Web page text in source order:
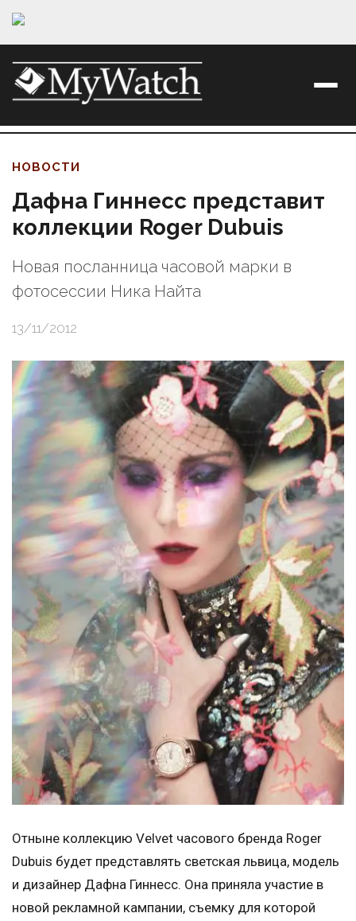
НОВОСТИ
Дафна Гиннесс представит
коллекции Roger Dubuis
Новая посланница часовой марки в
фотосессии Ника Найта
13/11/2012
Отныне коллекцию Velvet часового бренда Roger
Dubuis будет представлять светская львица, модель
и дизайнер Дафна Гиннесс. Она приняла участие в
новой рекламной кампании, съемку для которой